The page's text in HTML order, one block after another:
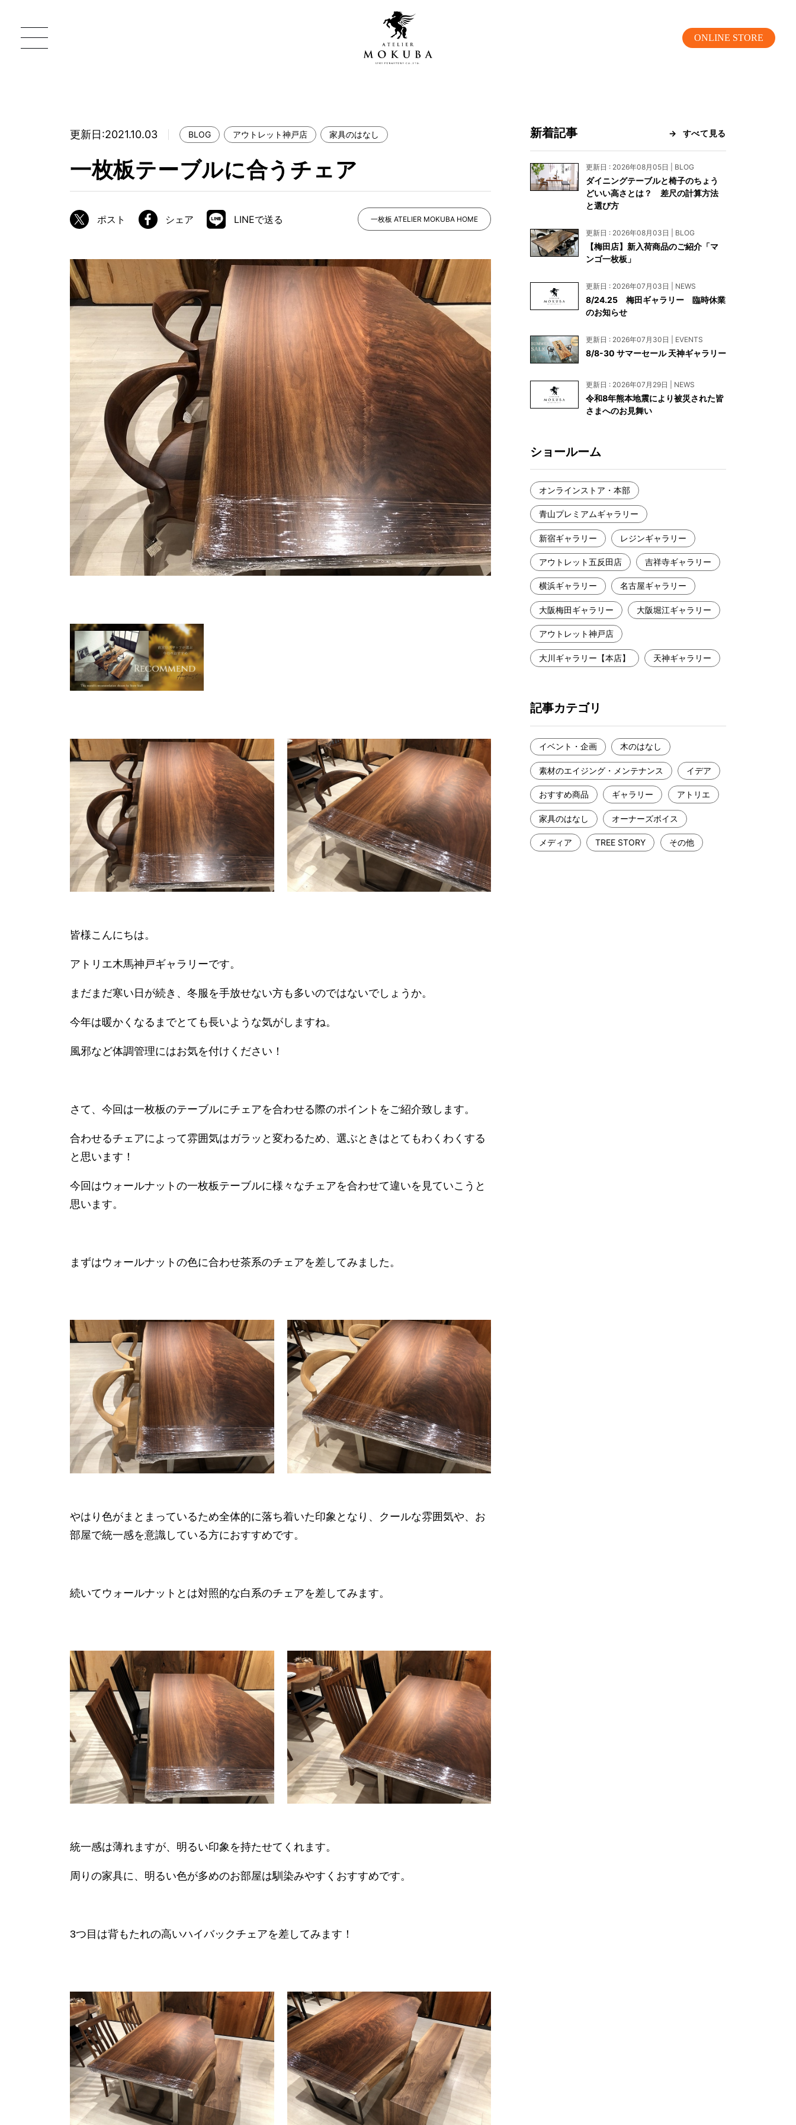
ONLINE STORE
MOKUBA について
製造工程
加工技術
商品情報
ATELIER MOKUBAの一枚板テーブル
ATELIER MOKUBAの一枚板×異素材
特別なダイニングチェア
一枚板用のテーブル脚
コーディネート集
メンテナンス方法
青山プレミアムギャラリー
吉祥寺ギャラリー
名古屋ギャラリー
大阪梅田ギャラリー
アウトレット神戸店
大川ギャラリー【本店】
天神ギャラリー
公式オンラインストア
WEBカタログ
納品事例
納品事例（住宅・インテリア）
納品事例（店舗・オフィス）
お客様の声
コーディネート集
INFORMATION
NEWS
EVENT
BLOG
メディア美術協力実績
よくあるご質問
お問い合わせ
資料請求
工務店様・設計会社様向けお問い合わせ
一枚板買い取りに関して
更新日:2021.10.03 BLOG アウトレット神戸店 家具のはなし
一枚板テーブルに合うチェア
ポスト シェア LINEで送る 一枚板 ATELIER MOKUBA HOME
皆様こんにちは。
アトリエ木馬神戸ギャラリーです。
まだまだ寒い日が続き、冬服を手放せない方も多いのではないでしょうか。
今年は暖かくなるまでとても長いような気がしますね。
風邪など体調管理にはお気を付けください！
さて、今回は一枚板のテーブルにチェアを合わせる際のポイントをご紹介致します。
合わせるチェアによって雰囲気はガラッと変わるため、選ぶときはとてもわくわくする
と思います！
今回はウォールナットの一枚板テーブルに様々なチェアを合わせて違いを見ていこうと
思います。
まずはウォールナットの色に合わせ茶系のチェアを差してみました。
やはり色がまとまっているため全体的に落ち着いた印象となり、クールな雰囲気や、お
部屋で統一感を意識している方におすすめです。
続いてウォールナットとは対照的な白系のチェアを差してみます。
統一感は薄れますが、明るい印象を持たせてくれます。
周りの家具に、明るい色が多めのお部屋は馴染みやすくおすすめです。
3つ目は背もたれの高いハイバックチェアを差してみます！
新着記事 すべて見る
更新日 : 2026年08月05日 | BLOG
ダイニングテーブルと椅子のちょう
どいい高さとは？ 差尺の計算方法
と選び方
更新日 : 2026年08月03日 | BLOG
【梅田店】新入荷商品のご紹介「マ
ンゴ一枚板」
更新日 : 2026年07月03日 | NEWS
8/24.25 梅田ギャラリー 臨時休業
のお知らせ
更新日 : 2026年07月30日 | EVENTS
8/8-30 サマーセール 天神ギャラリー
更新日 : 2026年07月29日 | NEWS
令和8年熊本地震により被災された皆
さまへのお見舞い
ショールーム
オンラインストア・本部
青山プレミアムギャラリー
新宿ギャラリー レジンギャラリー
アウトレット五反田店 吉祥寺ギャラリー
横浜ギャラリー 名古屋ギャラリー
大阪梅田ギャラリー 大阪堀江ギャラリー
アウトレット神戸店
大川ギャラリー【本店】 天神ギャラリー
記事カテゴリ
イベント・企画 木のはなし
素材のエイジング・メンテナンス イデア
おすすめ商品 ギャラリー アトリエ
家具のはなし オーナーズボイス
メディア TREE STORY その他